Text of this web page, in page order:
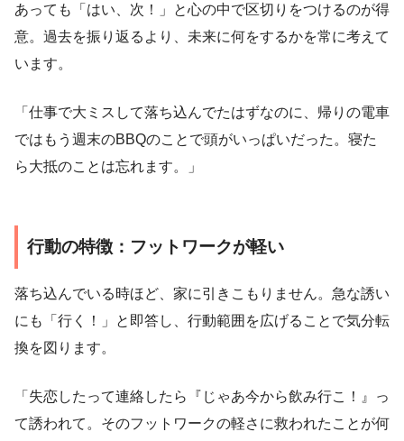
あっても「はい、次！」と心の中で区切りをつけるのが得
意。過去を振り返るより、未来に何をするかを常に考えて
います。
「仕事で大ミスして落ち込んでたはずなのに、帰りの電車
ではもう週末のBBQのことで頭がいっぱいだった。寝た
ら大抵のことは忘れます。」
行動の特徴：フットワークが軽い
落ち込んでいる時ほど、家に引きこもりません。急な誘い
にも「行く！」と即答し、行動範囲を広げることで気分転
換を図ります。
「失恋したって連絡したら『じゃあ今から飲み行こ！』っ
て誘われて。そのフットワークの軽さに救われたことが何